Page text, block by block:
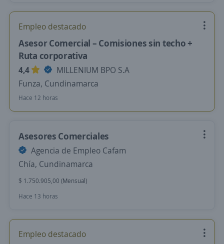
Empleo destacado
Asesor Comercial – Comisiones sin techo +
Ruta corporativa
4,4
MILLENIUM BPO S.A
Funza, Cundinamarca
Hace 12 horas
Asesores Comerciales
Agencia de Empleo Cafam
Chía, Cundinamarca
$ 1.750.905,00 (Mensual)
Hace 13 horas
Empleo destacado